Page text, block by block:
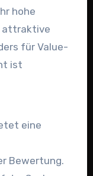
hohe
attraktive
für Value-
ist
eine
Bewertung.